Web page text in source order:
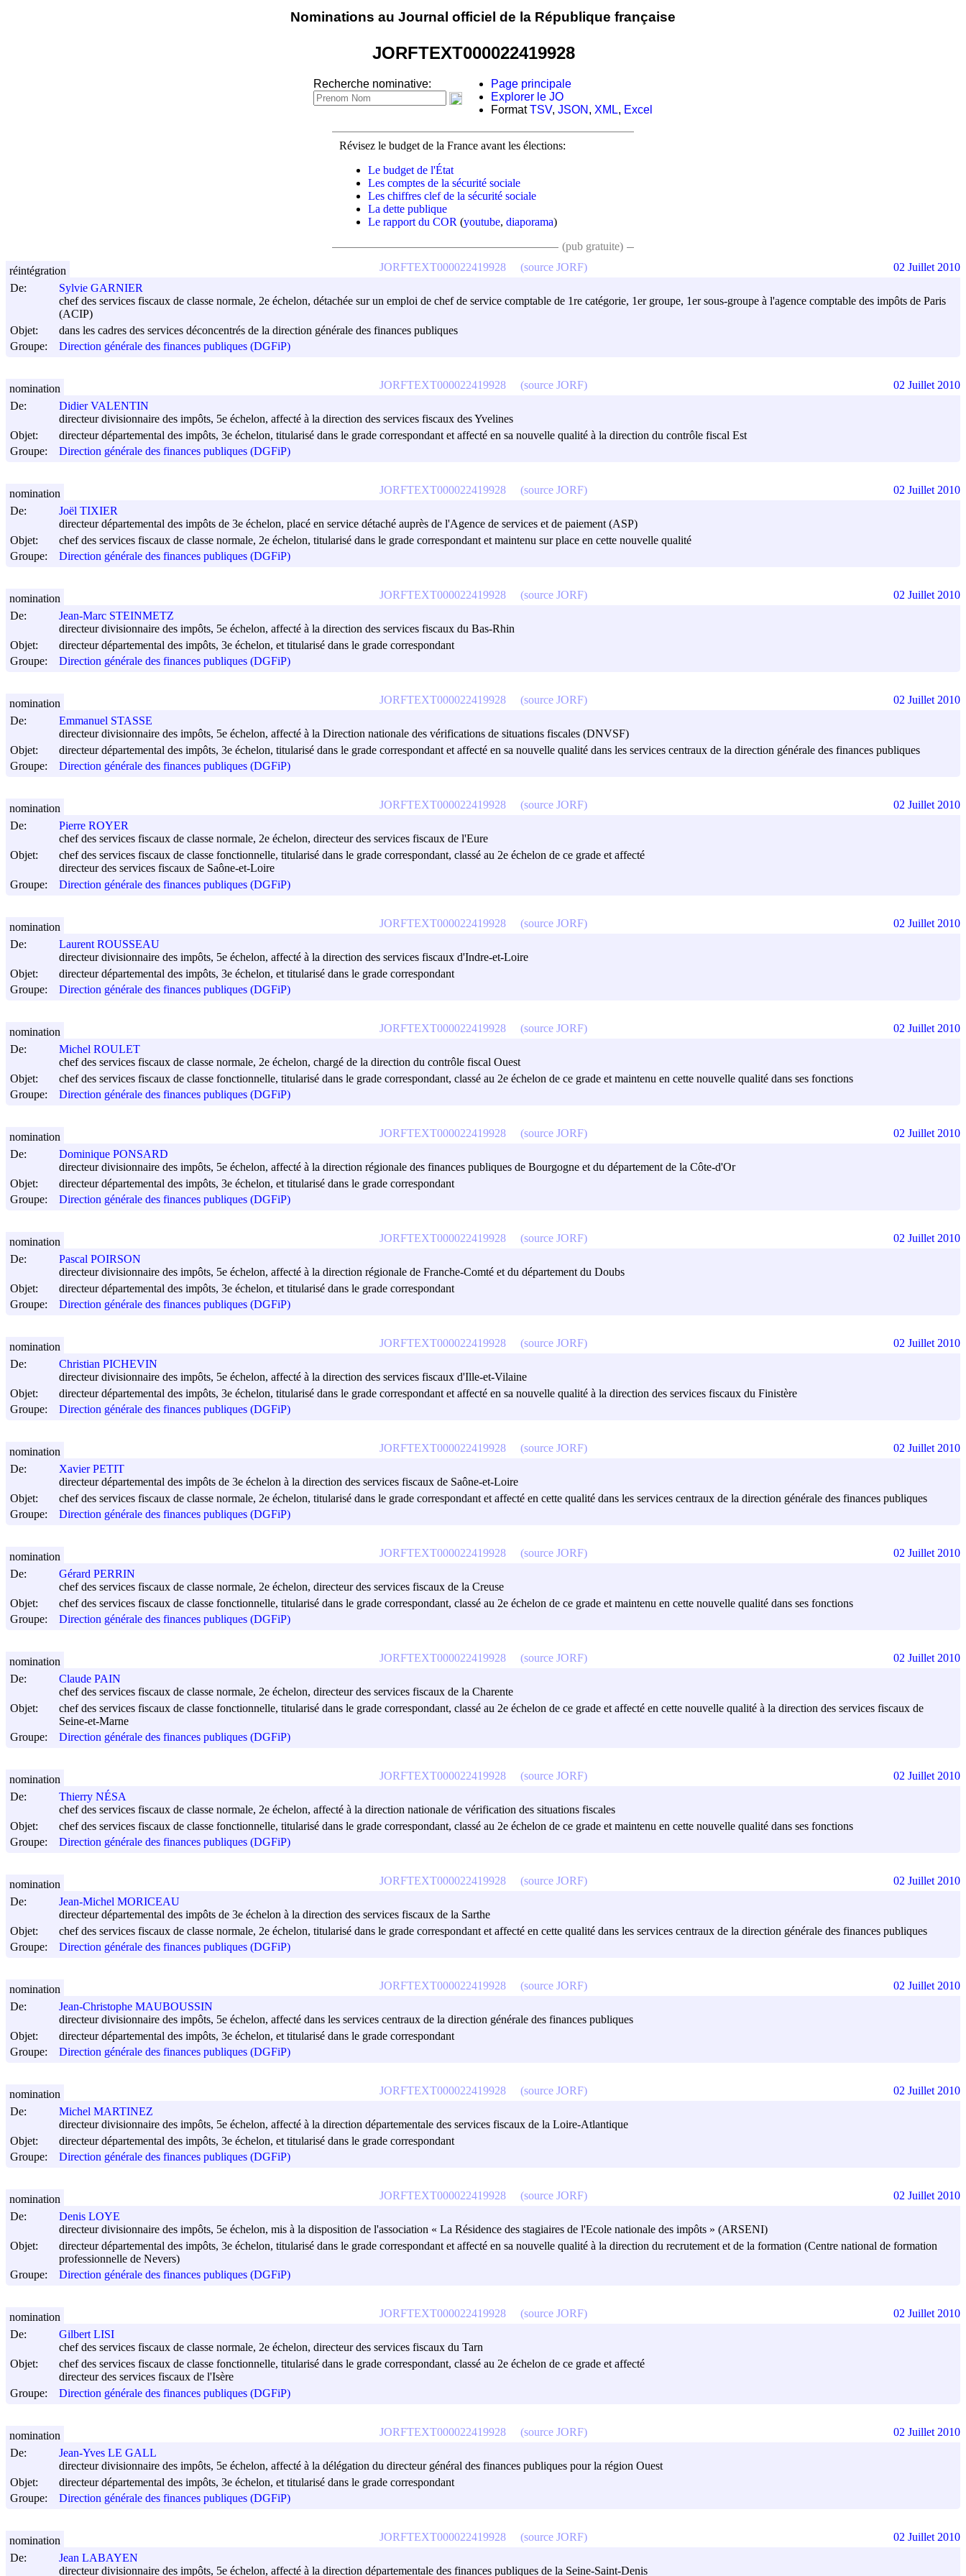
Nominations au Journal officiel de la République française
JORFTEXT000022419928
Recherche nominative:
Page principale
Explorer le JO
FormatTSV, JSON , XML, Excel
Révisez le budget de la France avant les élections:
Le budget de l'État
Les comptes de la sécurité sociale
Les chiffres clef de la sécurité sociale
La dette publique
Le rapport du COR (youtube, diaporama)
(pub gratuite)
De:
Sylvie GARNIER
chef des services fiscaux de classe normale, 2e échelon, détachée sur un emploi de chef de service comptable de 1re catégorie, 1er groupe, 1er sous-groupe à l'agence comptable des impôts de Paris
(ACIP)
Objet:
dans les cadres des services déconcentrés de la direction générale des finances publiques
Groupe:
Direction générale des finances publiques (DGFiP)
JORFTEXT000022419928 (source JORF)
réintégration 02 Juillet 2010
De:
Didier VALENTIN
directeur divisionnaire des impôts, 5e échelon, affecté à la direction des services fiscaux des Yvelines
Objet:
directeur départemental des impôts, 3e échelon, titularisé dans le grade correspondant et affecté en sa nouvelle qualité à la direction du contrôle fiscal Est
Groupe:
Direction générale des finances publiques (DGFiP)
JORFTEXT000022419928 (source JORF)
nomination 02 Juillet 2010
De:
Joël TIXIER
directeur départemental des impôts de 3e échelon, placé en service détaché auprès de l'Agence de services et de paiement (ASP)
Objet:
chef des services fiscaux de classe normale, 2e échelon, titularisé dans le grade correspondant et maintenu sur place en cette nouvelle qualité
Groupe:
Direction générale des finances publiques (DGFiP)
JORFTEXT000022419928 (source JORF)
nomination 02 Juillet 2010
De:
Jean-Marc STEINMETZ
directeur divisionnaire des impôts, 5e échelon, affecté à la direction des services fiscaux du Bas-Rhin
Objet:
directeur départemental des impôts, 3e échelon, et titularisé dans le grade correspondant
Groupe:
Direction générale des finances publiques (DGFiP)
JORFTEXT000022419928 (source JORF)
nomination 02 Juillet 2010
De:
Emmanuel STASSE
directeur divisionnaire des impôts, 5e échelon, affecté à la Direction nationale des vérifications de situations fiscales (DNVSF)
Objet:
directeur départemental des impôts, 3e échelon, titularisé dans le grade correspondant et affecté en sa nouvelle qualité dans les services centraux de la direction générale des finances publiques
Groupe:
Direction générale des finances publiques (DGFiP)
JORFTEXT000022419928 (source JORF)
nomination 02 Juillet 2010
De:
Pierre ROYER
chef des services fiscaux de classe normale, 2e échelon, directeur des services fiscaux de l'Eure
Objet:
chef des services fiscaux de classe fonctionnelle, titularisé dans le grade correspondant, classé au 2e échelon de ce grade et affecté
directeur des services fiscaux de Saône-et-Loire
Groupe:
Direction générale des finances publiques (DGFiP)
JORFTEXT000022419928 (source JORF)
nomination 02 Juillet 2010
De:
Laurent ROUSSEAU
directeur divisionnaire des impôts, 5e échelon, affecté à la direction des services fiscaux d'Indre-et-Loire
Objet:
directeur départemental des impôts, 3e échelon, et titularisé dans le grade correspondant
Groupe:
Direction générale des finances publiques (DGFiP)
JORFTEXT000022419928 (source JORF)
nomination 02 Juillet 2010
De:
Michel ROULET
chef des services fiscaux de classe normale, 2e échelon, chargé de la direction du contrôle fiscal Ouest
Objet:
chef des services fiscaux de classe fonctionnelle, titularisé dans le grade correspondant, classé au 2e échelon de ce grade et maintenu en cette nouvelle qualité dans ses fonctions
Groupe:
Direction générale des finances publiques (DGFiP)
JORFTEXT000022419928 (source JORF)
nomination 02 Juillet 2010
De:
Dominique PONSARD
directeur divisionnaire des impôts, 5e échelon, affecté à la direction régionale des finances publiques de Bourgogne et du département de la Côte-d'Or
Objet:
directeur départemental des impôts, 3e échelon, et titularisé dans le grade correspondant
Groupe:
Direction générale des finances publiques (DGFiP)
JORFTEXT000022419928 (source JORF)
nomination 02 Juillet 2010
De:
Pascal POIRSON
directeur divisionnaire des impôts, 5e échelon, affecté à la direction régionale de Franche-Comté et du département du Doubs
Objet:
directeur départemental des impôts, 3e échelon, et titularisé dans le grade correspondant
Groupe:
Direction générale des finances publiques (DGFiP)
JORFTEXT000022419928 (source JORF)
nomination 02 Juillet 2010
De:
Christian PICHEVIN
directeur divisionnaire des impôts, 5e échelon, affecté à la direction des services fiscaux d'Ille-et-Vilaine
Objet:
directeur départemental des impôts, 3e échelon, titularisé dans le grade correspondant et affecté en sa nouvelle qualité à la direction des services fiscaux du Finistère
Groupe:
Direction générale des finances publiques (DGFiP)
JORFTEXT000022419928 (source JORF)
nomination 02 Juillet 2010
De:
Xavier PETIT
directeur départemental des impôts de 3e échelon à la direction des services fiscaux de Saône-et-Loire
Objet:
chef des services fiscaux de classe normale, 2e échelon, titularisé dans le grade correspondant et affecté en cette qualité dans les services centraux de la direction générale des finances publiques
Groupe:
Direction générale des finances publiques (DGFiP)
JORFTEXT000022419928 (source JORF)
nomination 02 Juillet 2010
De:
Gérard PERRIN
chef des services fiscaux de classe normale, 2e échelon, directeur des services fiscaux de la Creuse
Objet:
chef des services fiscaux de classe fonctionnelle, titularisé dans le grade correspondant, classé au 2e échelon de ce grade et maintenu en cette nouvelle qualité dans ses fonctions
Groupe:
Direction générale des finances publiques (DGFiP)
JORFTEXT000022419928 (source JORF)
nomination 02 Juillet 2010
De:
Claude PAIN
chef des services fiscaux de classe normale, 2e échelon, directeur des services fiscaux de la Charente
Objet:
chef des services fiscaux de classe fonctionnelle, titularisé dans le grade correspondant, classé au 2e échelon de ce grade et affecté en cette nouvelle qualité à la direction des services fiscaux de
Seine-et-Marne
Groupe:
Direction générale des finances publiques (DGFiP)
JORFTEXT000022419928 (source JORF)
nomination 02 Juillet 2010
De:
Thierry NÉSA
chef des services fiscaux de classe normale, 2e échelon, affecté à la direction nationale de vérification des situations fiscales
Objet:
chef des services fiscaux de classe fonctionnelle, titularisé dans le grade correspondant, classé au 2e échelon de ce grade et maintenu en cette nouvelle qualité dans ses fonctions
Groupe:
Direction générale des finances publiques (DGFiP)
JORFTEXT000022419928 (source JORF)
nomination 02 Juillet 2010
De:
Jean-Michel MORICEAU
directeur départemental des impôts de 3e échelon à la direction des services fiscaux de la Sarthe
Objet:
chef des services fiscaux de classe normale, 2e échelon, titularisé dans le grade correspondant et affecté en cette qualité dans les services centraux de la direction générale des finances publiques
Groupe:
Direction générale des finances publiques (DGFiP)
JORFTEXT000022419928 (source JORF)
nomination 02 Juillet 2010
De:
Jean-Christophe MAUBOUSSIN
directeur divisionnaire des impôts, 5e échelon, affecté dans les services centraux de la direction générale des finances publiques
Objet:
directeur départemental des impôts, 3e échelon, et titularisé dans le grade correspondant
Groupe:
Direction générale des finances publiques (DGFiP)
JORFTEXT000022419928 (source JORF)
nomination 02 Juillet 2010
De:
Michel MARTINEZ
directeur divisionnaire des impôts, 5e échelon, affecté à la direction départementale des services fiscaux de la Loire-Atlantique
Objet:
directeur départemental des impôts, 3e échelon, et titularisé dans le grade correspondant
Groupe:
Direction générale des finances publiques (DGFiP)
JORFTEXT000022419928 (source JORF)
nomination 02 Juillet 2010
De:
Denis LOYE
directeur divisionnaire des impôts, 5e échelon, mis à la disposition de l'association « La Résidence des stagiaires de l'Ecole nationale des impôts » (ARSENI)
Objet:
directeur départemental des impôts, 3e échelon, titularisé dans le grade correspondant et affecté en sa nouvelle qualité à la direction du recrutement et de la formation (Centre national de formation
professionnelle de Nevers)
Groupe:
Direction générale des finances publiques (DGFiP)
JORFTEXT000022419928 (source JORF)
nomination 02 Juillet 2010
De:
Gilbert LISI
chef des services fiscaux de classe normale, 2e échelon, directeur des services fiscaux du Tarn
Objet:
chef des services fiscaux de classe fonctionnelle, titularisé dans le grade correspondant, classé au 2e échelon de ce grade et affecté
directeur des services fiscaux de l'Isère
Groupe:
Direction générale des finances publiques (DGFiP)
JORFTEXT000022419928 (source JORF)
nomination 02 Juillet 2010
De:
Jean-Yves LE GALL
directeur divisionnaire des impôts, 5e échelon, affecté à la délégation du directeur général des finances publiques pour la région Ouest
Objet:
directeur départemental des impôts, 3e échelon, et titularisé dans le grade correspondant
Groupe:
Direction générale des finances publiques (DGFiP)
JORFTEXT000022419928 (source JORF)
nomination 02 Juillet 2010
De:
Jean LABAYEN
directeur divisionnaire des impôts, 5e échelon, affecté à la direction départementale des finances publiques de la Seine-Saint-Denis
JORFTEXT000022419928 (source JORF)
nomination 02 Juillet 2010